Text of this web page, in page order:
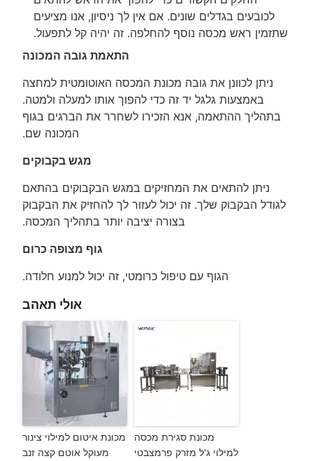
לכובעים בגדלים שונים. אם אין לך ניסיון, אנו מציעים
שתזמין ראש מכסה נוסף להחלפה. זה יהיה קל לתפעול.
התאמת גובה המכונה
ניתן לכוונן את גובה מכונת המכסה האוטומטית למחצה
באמצעות גלגל יד זה כדי להפוך אותו למעלה ולמטה.
בתהליך ההתאמה, אנא הזכירו לשחרר את הברגים בגוף
המכונה שם.
מגש בקבוקים
ניתן להתאים את המחזיקים במגש הבקבוקים בהתאם
לגודל הבקבוק שלך. זה יכול לעזור לך להחזיק את הבקבוק
בצורה יציבה יותר בתהליך המכסה.
גוף מצופה כרום
הגוף עם טיפול כרומטי, זה יכול למנוע חלודה.
אולי תאהב
מכונת סגירת מכסה
למילוי ג'ל מזרק פרמצבטי
מכונת איטום למילוי צינור
מעוקל אוטם קצה זנב